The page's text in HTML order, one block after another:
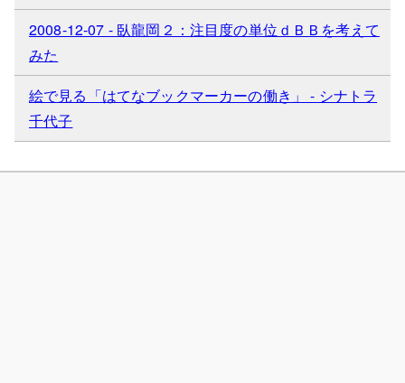
2008-12-07 - 臥龍岡２：注目度の単位ｄＢＢを考えて
みた
絵で見る「はてなブックマーカーの働き」 - シナトラ
千代子